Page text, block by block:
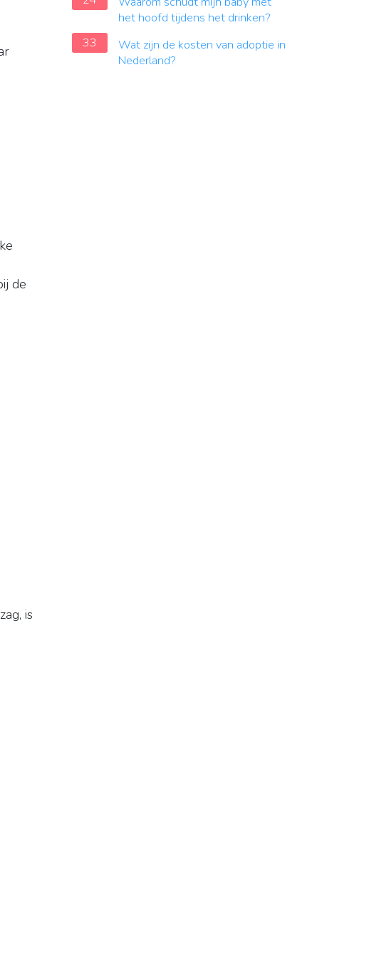
de
is
het hoofd tijdens het drinken?
33
Wat zijn de kosten van adoptie in
Nederland?